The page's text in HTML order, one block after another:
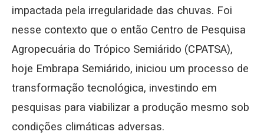
impactada pela irregularidade das chuvas. Foi
nesse contexto que o então Centro de Pesquisa
Agropecuária do Trópico Semiárido (CPATSA),
hoje Embrapa Semiárido, iniciou um processo de
transformação tecnológica, investindo em
pesquisas para viabilizar a produção mesmo sob
condições climáticas adversas.